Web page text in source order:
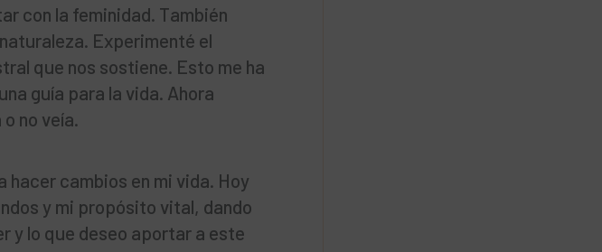
con la feminidad. También
Experimenté el
que nos sostiene. Esto me ha
guía para la vida. Ahora
no veía.
cambios en mi vida. Hoy
y mi propósito vital, dando
y lo que deseo aportar a este